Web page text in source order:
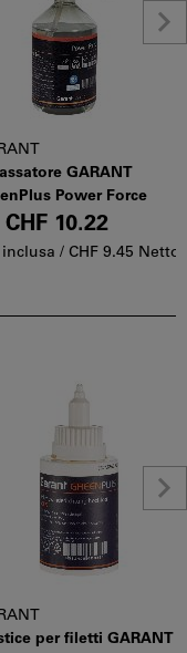
GARANT
Power Force
CHF 10.22
inclusa / CHF 9.45 Netto
per filetti GARANT